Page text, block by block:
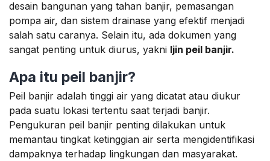
desain bangunan yang tahan banjir, pemasangan
pompa air, dan sistem drainase yang efektif menjadi
salah satu caranya. Selain itu, ada dokumen yang
sangat penting untuk diurus, yakni Ijin peil banjir.
Apa itu peil banjir?
Peil banjir adalah tinggi air yang dicatat atau diukur
pada suatu lokasi tertentu saat terjadi banjir.
Pengukuran peil banjir penting dilakukan untuk
memantau tingkat ketinggian air serta mengidentifikasi
dampaknya terhadap lingkungan dan masyarakat.